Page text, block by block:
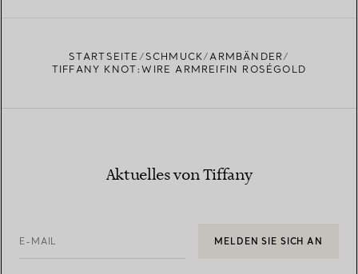
STARTSEITE SCHMUCK
ARMBÄNDER
TIFFANY KNOT:WIRE ARMREIFIN ROSÉGOLD
Aktuelles von Tiffany
E-MAIL MELDEN SIE SICH AN